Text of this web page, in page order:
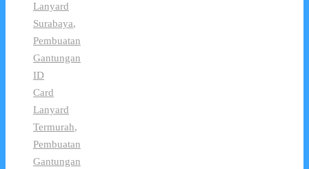
Lanyard
Surabaya,
Pembuatan
Gantungan
ID
Card
Lanyard
Termurah,
Pembuatan
Gantungan